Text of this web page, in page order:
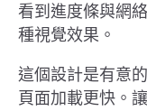
看到進度條與網
種視覺效果。
這個設計是有意
頁面加載更快。